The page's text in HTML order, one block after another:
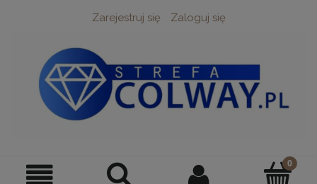
Zarejestruj się Zaloguj się